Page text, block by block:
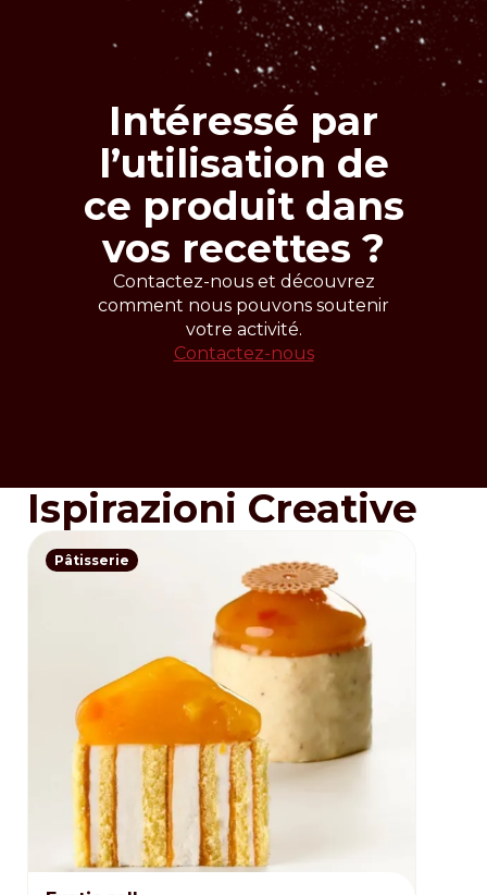
Intéressé par
l’utilisation de
ce produit dans
vos recettes ?
Contactez-nous et découvrez
comment nous pouvons soutenir
votre activité.
Contactez-nous
Ispirazioni Creative
Pâtisserie